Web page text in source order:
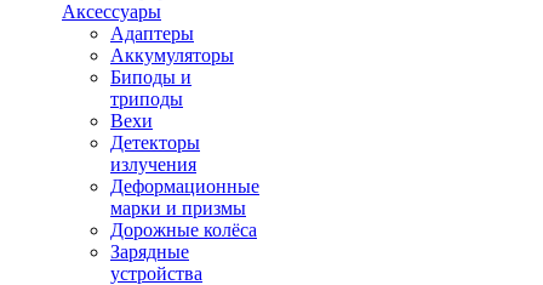
Аксессуары
Адаптеры
Аккумуляторы
Биподы и
триподы
Вехи
Детекторы
излучения
Деформационные
марки и призмы
Дорожные колёса
Зарядные
устройства